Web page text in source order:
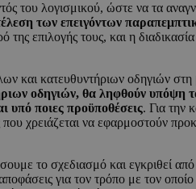
λογισμικού, ώστε να τα
των επειγόντων
επιλογής τους, και η
και κατευθυντήριων οδηγιών
οδηγιών, θα ληφθούν υπόψη
υπό ποιες προϋποθέσεις. Για την
χρειάζεται να εφαρμοστούν
το σχεδιασμό και εγκριθεί
για τον τρόπο με τον